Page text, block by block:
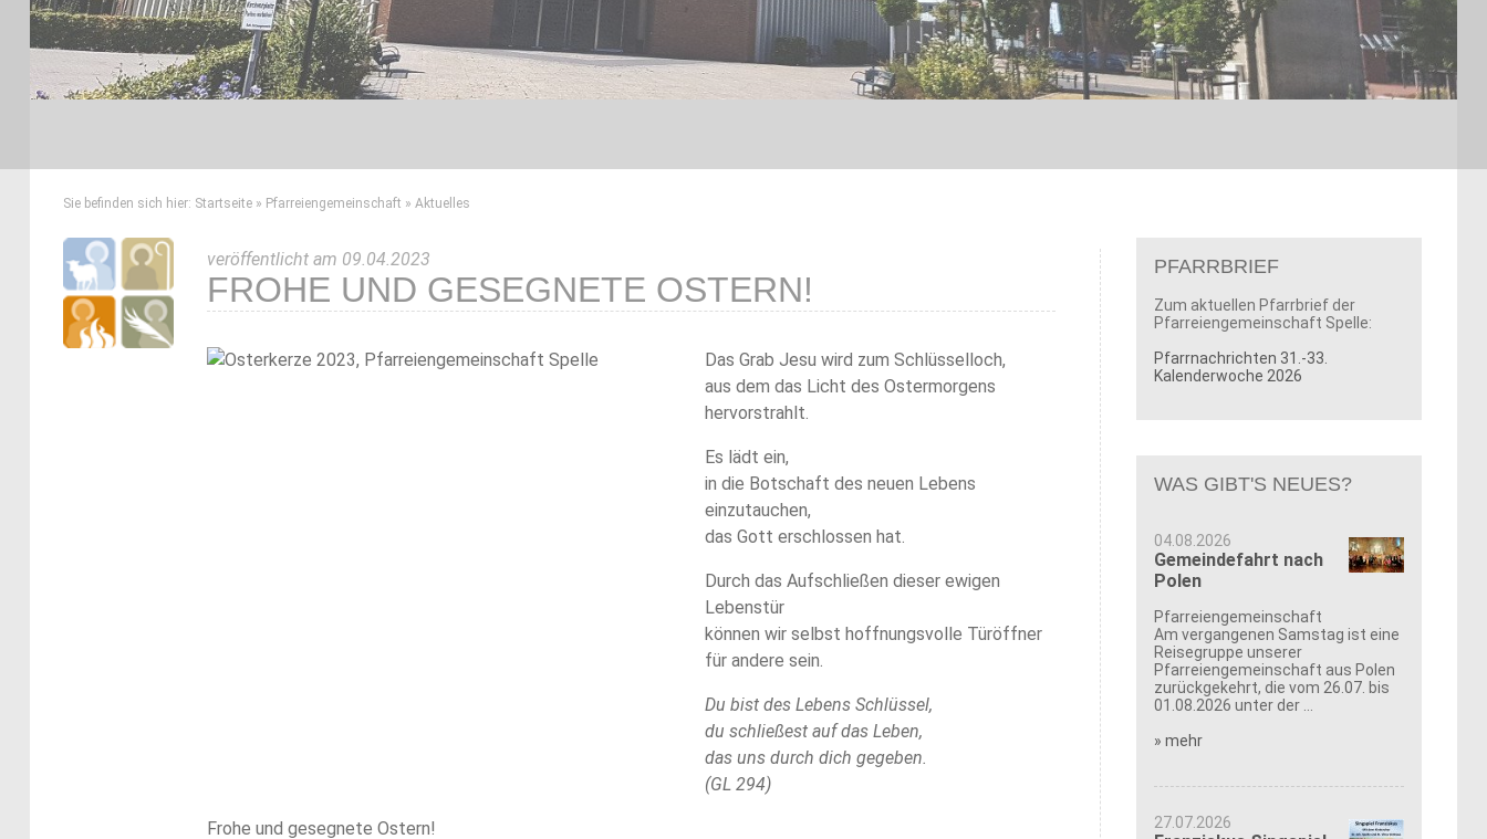
Sie befinden sich hier: Startseite» Pfarreiengemeinschaft » Aktuelles
veröffentlicht am 09.04.2023
FROHE UND GESEGNETE OSTERN!
Das Grab Jesu wird zum Schlüsselloch,
aus dem das Licht des Ostermorgens
hervorstrahlt.
Es lädt ein,
in die Botschaft des neuen Lebens
einzutauchen,
das Gott erschlossen hat.
Durch das Aufschließen dieser ewigen
Lebenstür
können wir selbst hoffnungsvolle Türöffner
für andere sein.
Du bist des Lebens Schlüssel,
du schließest auf das Leben,
das uns durch dich gegeben.
(GL 294)
Frohe und gesegnete Ostern!
PFARRBRIEF
Zum aktuellen Pfarrbrief der
Pfarreiengemeinschaft Spelle:
Pfarrnachrichten 31.-33.
Kalenderwoche 2026
WAS GIBT'S NEUES?
04.08.2026
Gemeindefahrt nach
Polen
Pfarreiengemeinschaft
Am vergangenen Samstag ist eine
Reisegruppe unserer
Pfarreiengemeinschaft aus Polen
zurückgekehrt, die vom 26.07. bis
01.08.2026 unter der ...
» mehr
27.07.2026